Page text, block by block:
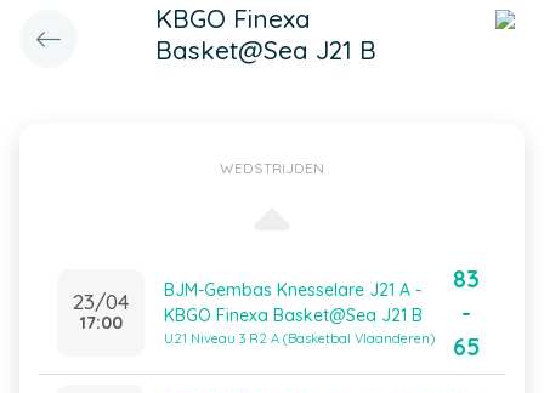
KBGO Finexa
Basket@Sea J21 B
WEDSTRIJDEN
23/04
17:00
BJM-Gembas Knesselare J21 A -
KBGO Finexa Basket@Sea J21 B
U21 Niveau 3 R2 A (Basketbal Vlaanderen)
83
-
65